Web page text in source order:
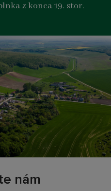
z konca 19. stor.
nám